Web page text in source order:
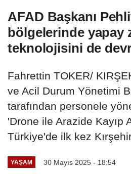
AFAD Başkanı
bölgelerinde yapay
teknolojisini de
Fahrettin TOKER/
ve Acil Durum Yönetimi
tarafından personele
'Drone ile Arazide Kayıp
Türkiye'de ilk kez
YAŞAM 30 Mayıs 2025 - 18:54